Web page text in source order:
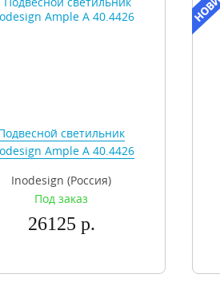
светильник
Ample A 40.4426
Inodesign (Россия)
Под заказ
26125 р.